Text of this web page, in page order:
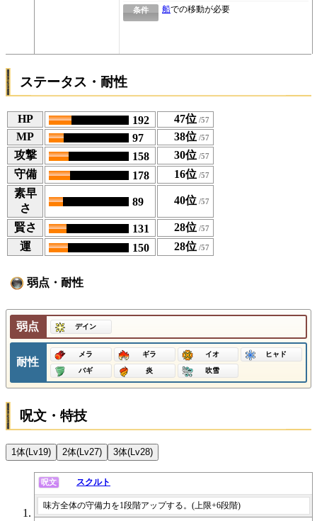
条件 船での移動が必要
ステータス・耐性
HP 192
47位
MP
97
38位
攻撃
158
30位
守備
178
16位
素早
さ
89 40位
賢さ 131
28位
運
150 28位
弱点・耐性
弱点 デイン
耐性
メラ ギラ イオ ヒャド
バギ 炎 吹雪
呪文・特技
1体(Lv19) 2体(Lv27) 3体(Lv28)
呪文 スクルト
味方全体の守備力を1段階アップする。(上限+6段階)